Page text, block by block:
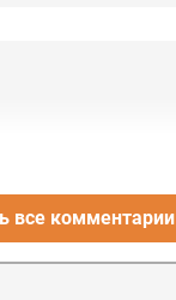
все комментарии